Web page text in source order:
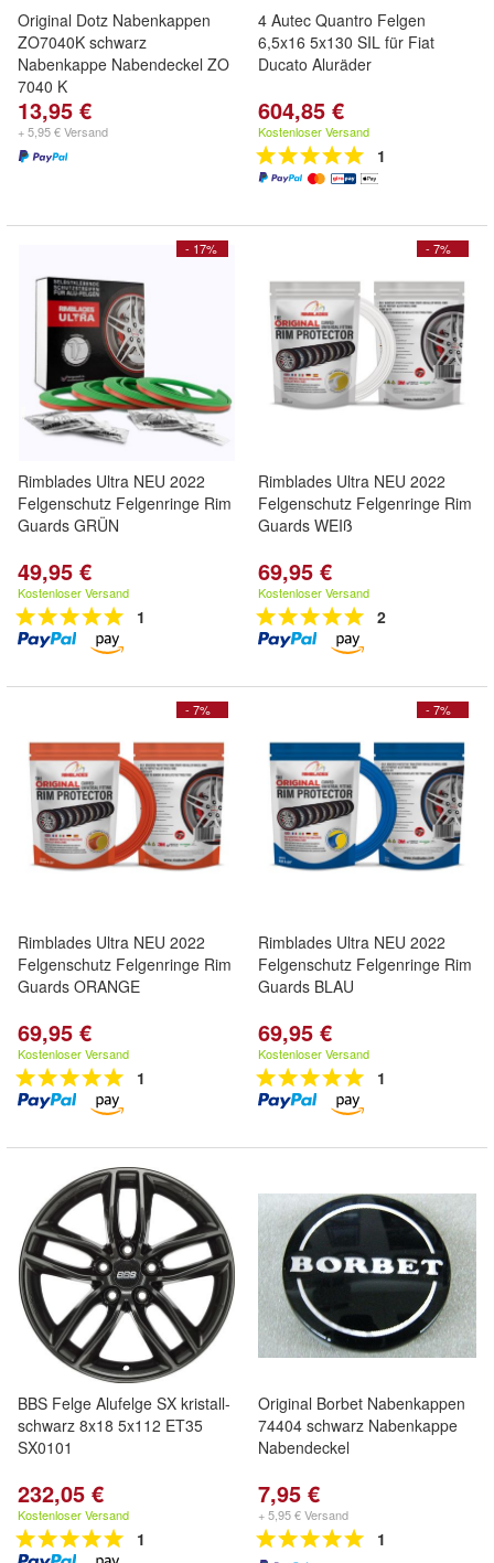
Original Dotz Nabenkappen
ZO7040K schwarz
Nabenkappe Nabendeckel ZO
7040 K
13,95 €
+ 5,95 € Versand
4 Autec Quantro Felgen
6,5x16 5x130 SIL für Fiat
Ducato Aluräder
604,85 €
Kostenloser Versand
1
- 17%
Rimblades Ultra NEU 2022
Felgenschutz Felgenringe Rim
Guards GRÜN
49,95 €
Kostenloser Versand
1
- 7%
Rimblades Ultra NEU 2022
Felgenschutz Felgenringe Rim
Guards WEIß
69,95 €
Kostenloser Versand
2
- 7%
Rimblades Ultra NEU 2022
Felgenschutz Felgenringe Rim
Guards ORANGE
69,95 €
Kostenloser Versand
1
- 7%
Rimblades Ultra NEU 2022
Felgenschutz Felgenringe Rim
Guards BLAU
69,95 €
Kostenloser Versand
1
BBS Felge Alufelge SX kristall-
schwarz 8x18 5x112 ET35
SX0101
232,05 €
Kostenloser Versand
1
Original Borbet Nabenkappen
74404 schwarz Nabenkappe
Nabendeckel
7,95 €
+ 5,95 € Versand
1